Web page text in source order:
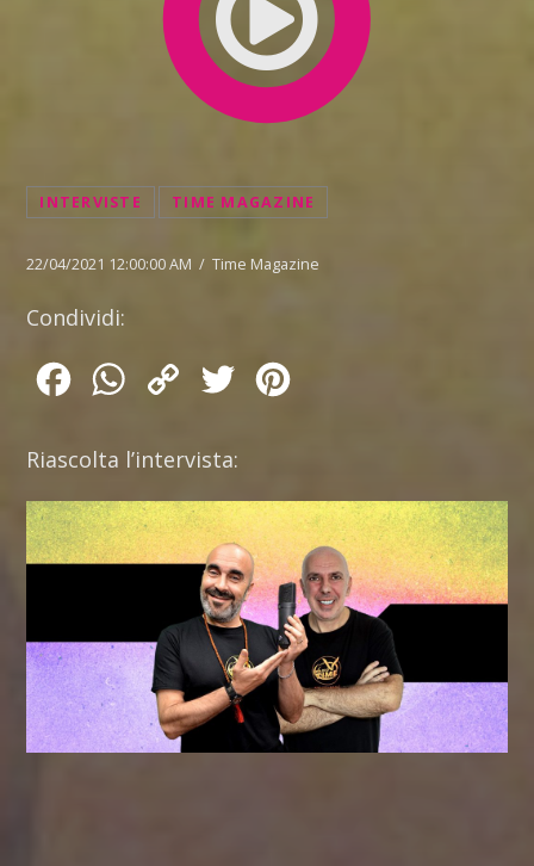
INTERVISTE TIME MAGAZINE
22/04/2021 12:00:00 AM / Time Magazine
Condividi:
FacebookWhatsApp
Copy
Twitter
Riascolta l’intervista: